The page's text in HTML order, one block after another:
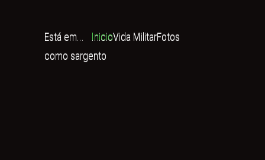
Está em... InicioVida MilitarFotos
como sargento